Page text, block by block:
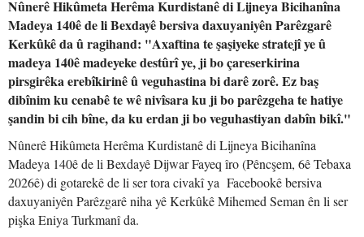
Nûnerê Hikûmeta Herêma Kurdistanê di Lijneya Bicihanîna
Madeya 140ê de li Bexdayê bersiva daxuyaniyên Parêzgarê
Kerkûkê da û ragihand: "Axaftina te şaşiyeke stratejî ye û
madeya 140ê madeyeke destûrî ye, ji bo çareserkirina
pirsgirêka erebîkirinê û veguhastina bi darê zorê. Ez baş
dibînim ku cenabê te wê nivîsara ku ji bo parêzgeha te hatiye
şandin bi cih bîne, da ku erdan ji bo veguhastiyan dabîn bikî."
Nûnerê Hikûmeta Herêma Kurdistanê di Lijneya Bicihanîna
Madeya 140ê de li Bexdayê Dijwar Fayeq îro (Pêncşem, 6ê Tebaxa
2026ê) di gotarekê de li ser tora civakî ya Facebookê bersiva
daxuyaniyên Parêzgarê niha yê Kerkûkê Mihemed Seman ên li ser
pişka Eniya Turkmanî da.